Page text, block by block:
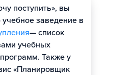
поступить», вы
учебное заведение в
— список
учебных
Также у
«Планировщик
Оценить шансы